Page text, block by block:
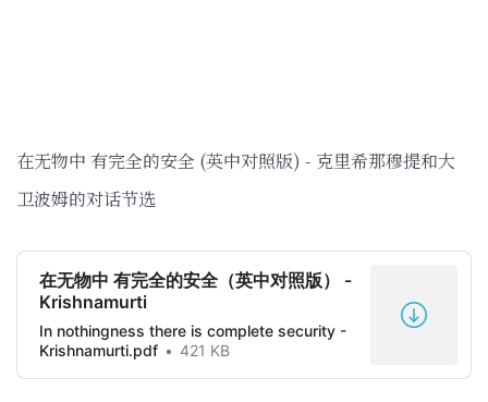
在无物中 有完全的安全 (英中对照版) - 克里希那穆提和大
卫波姆的对话节选
在无物中 有完全的安全（英中对照版） -
Krishnamurti
In nothingness there is complete security -
Krishnamurti.pdf
421 KB